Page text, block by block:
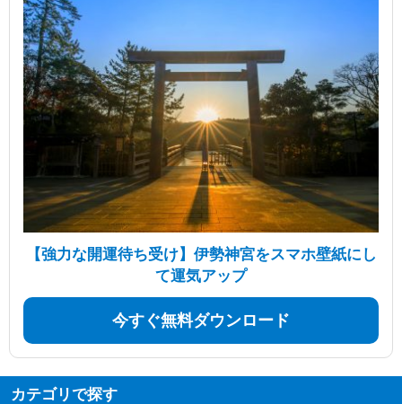
【強力な開運待ち受け】伊勢神宮をスマホ壁紙にし
て運気アップ
今すぐ無料ダウンロード
カテゴリで探す